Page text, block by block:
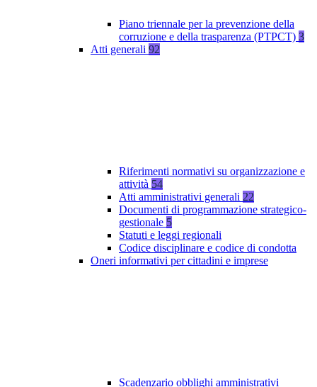
Piano triennale per la prevenzione della
corruzione e della trasparenza (PTPCT) 3
Atti generali 92
Riferimenti normativi su organizzazione e
attività 54
Atti amministrativi generali 22
Documenti di programmazione strategico-
gestionale 5
Statuti e leggi regionali
Codice disciplinare e codice di condotta
Oneri informativi per cittadini e imprese
Scadenzario obblighi amministrativi